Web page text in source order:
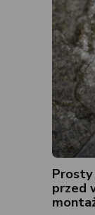
Prosty
przed